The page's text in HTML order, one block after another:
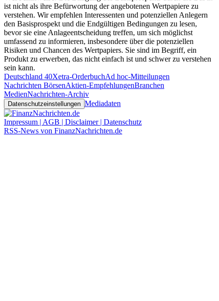
ist nicht als ihre Befürwortung der angebotenen Wertpapiere zu
verstehen. Wir empfehlen Interessenten und potenziellen Anlegern
den Basisprospekt und die Endgültigen Bedingungen zu lesen,
bevor sie eine Anlageentscheidung treffen, um sich möglichst
umfassend zu informieren, insbesondere über die potenziellen
Risiken und Chancen des Wertpapiers. Sie sind im Begriff, ein
Produkt zu erwerben, das nicht einfach ist und schwer zu verstehen
sein kann.
Deutschland 40Xetra-OrderbuchAd hoc-Mitteilungen
Nachrichten BörsenAktien-EmpfehlungenBranchen
MedienNachrichten-Archiv
Datenschutzeinstellungen Mediadaten
Impressum | AGB | Disclaimer | Datenschutz
RSS-News von FinanzNachrichten.de